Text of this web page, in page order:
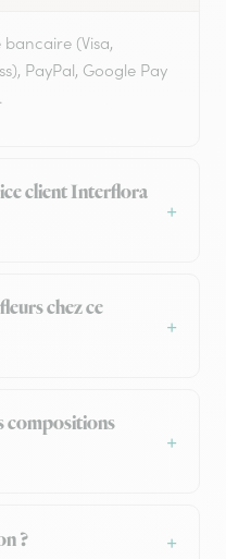
(Visa,
PayPal, Google Pay
client Interflora
chez ce
compositions
?